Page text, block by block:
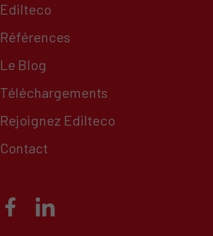
Edilteco
Références
Le Blog
Téléchargements
Rejoignez Edilteco
Contact